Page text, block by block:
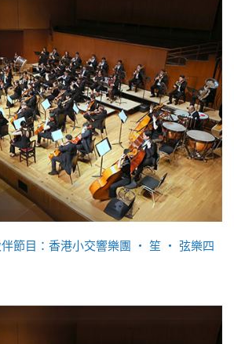
伴節目：香港小交響樂團 ‧ 笙 ‧ 弦樂四